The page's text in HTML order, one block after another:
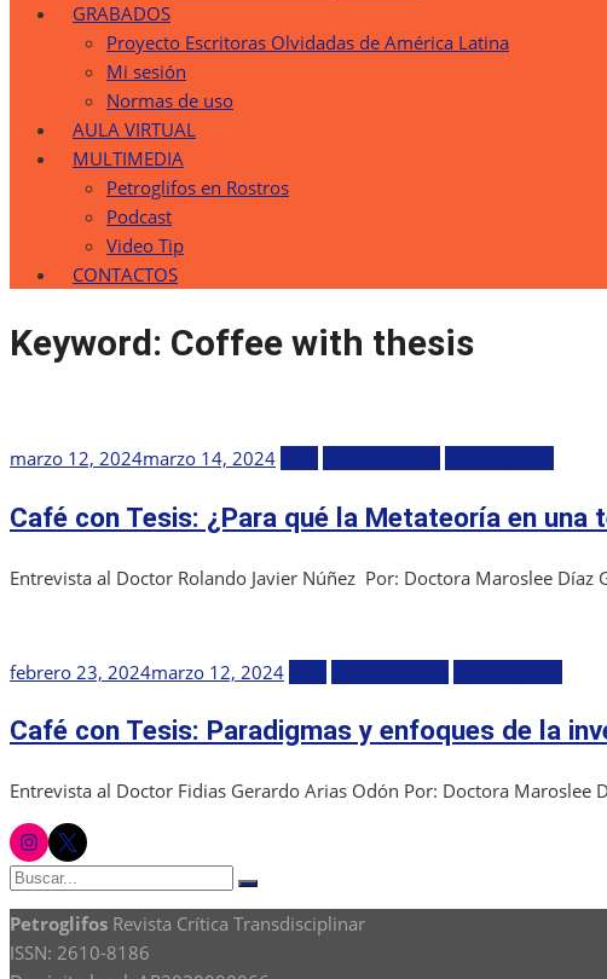
GRABADOS
Proyecto Escritoras Olvidadas de América Latina
Mi sesión
Normas de uso
AULA VIRTUAL
MULTIMEDIA
Petroglifos en Rostros
Podcast
Video Tip
CONTACTOS
Keyword: Coffee with thesis
Publicada
marzo 12, 2024marzo 14, 2024
Café con Tesis: ¿Para qué la Metateoría en una
Entrevista al Doctor Rolando Javier Núñez Por: Doctora Maroslee Díaz
Publicada
febrero 23, 2024marzo 12, 2024
Café con Tesis: Paradigmas y enfoques de la
Entrevista al Doctor Fidias Gerardo Arias Odón Por: Doctora Maroslee
instagram
twitter
Buscar:
Buscar
Petroglifos Revista Crítica Transdisciplinar
ISSN: 2610-8186